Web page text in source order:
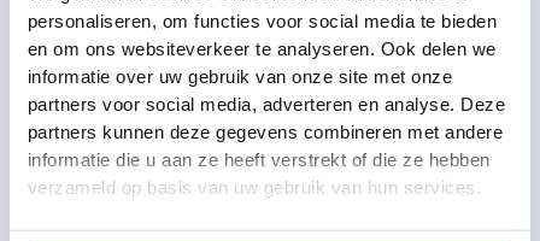
personaliseren, om functies voor social media te bieden
en om ons websiteverkeer te analyseren. Ook delen we
informatie over uw gebruik van onze site met onze
partners voor social media, adverteren en analyse. Deze
partners kunnen deze gegevens combineren met andere
informatie die u aan ze heeft verstrekt of die ze hebben
verzameld op basis van uw gebruik van hun services.
Workshops, subsidies en gratis
advies voor start-ups en
ondernemers
Er zijn veel bedrijven die binnen hun vakgebied workshops
geven en ondernemers gratis advies bieden om het belang
van een marketingstrategie te benadrukken. Grote,
bekende bedrijven bieden bijvoorbeeld regelmatig